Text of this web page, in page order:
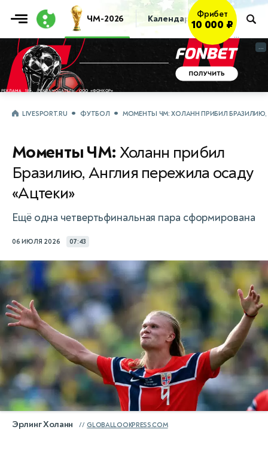
ЧМ-2026 Календарь Таблица
Получить →
...
...
LIVESPORT.RU ФУТБОЛ МОМЕНТЫ ЧМ: ХОЛАНН ПРИБИЛ БРАЗИЛИЮ,
Моменты ЧМ: Холанн прибил
Бразилию, Англия пережила осаду
«Ацтеки»
Ещё одна четвертьфинальная пара сформирована
06 ИЮЛЯ 2026 07:43
Эрлинг Холанн GLOBALLOOKPRESS.COM